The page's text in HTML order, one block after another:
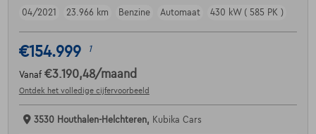
04/2021
23.966 km Benzine Automaat 430 kW ( 585 PK )
€154.999 1
Vanaf €3.190,48/maand
Ontdek het volledige cijfervoorbeeld
3530 Houthalen-Helchteren, Kubika Cars